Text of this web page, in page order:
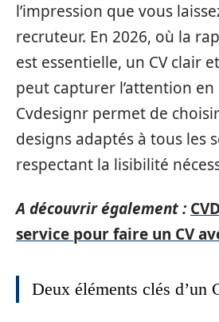
l’impression que vous
recruteur. En 2026, où la
est essentielle, un CV clair
peut capturer l’attention
Cvdesignr permet de
designs adaptés à tous les
respectant la lisibilité
A découvrir également :
service pour faire un CV
Deux éléments clés d’un